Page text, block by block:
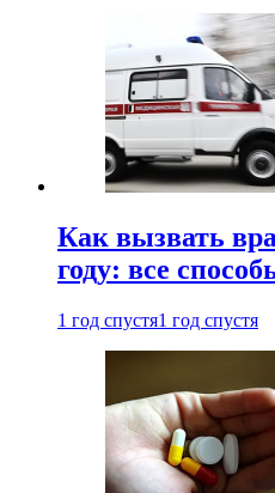
Как вызвать
году: все
1 год спустя1 год спустя